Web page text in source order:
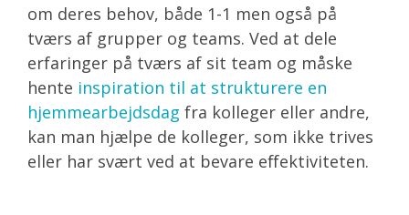
om deres behov, både 1-1 men også på
tværs af grupper og teams. Ved at dele
erfaringer på tværs af sit team og måske
hente inspiration til at strukturere en
hjemmearbejdsdag fra kolleger eller andre,
kan man hjælpe de kolleger, som ikke trives
eller har svært ved at bevare effektiviteten.